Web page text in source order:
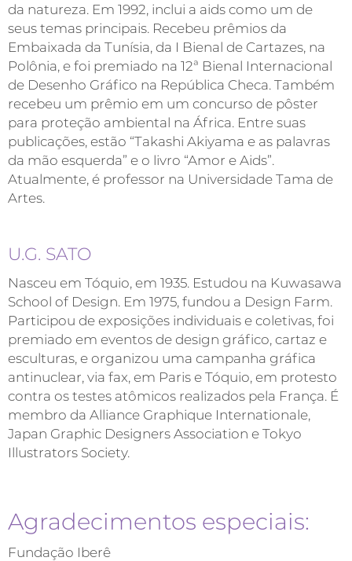
da natureza. Em 1992, inclui a aids como um de
seus temas principais. Recebeu prêmios da
Embaixada da Tunísia, da I Bienal de Cartazes, na
Polônia, e foi premiado na 12ª Bienal Internacional
de Desenho Gráfico na República Checa. Também
recebeu um prêmio em um concurso de pôster
para proteção ambiental na África. Entre suas
publicações, estão “Takashi Akiyama e as palavras
da mão esquerda” e o livro “Amor e Aids”.
Atualmente, é professor na Universidade Tama de
Artes.
U.G. SATO
Nasceu em Tóquio, em 1935. Estudou na Kuwasawa
School of Design. Em 1975, fundou a Design Farm.
Participou de exposições individuais e coletivas, foi
premiado em eventos de design gráfico, cartaz e
esculturas, e organizou uma campanha gráfica
antinuclear, via fax, em Paris e Tóquio, em protesto
contra os testes atômicos realizados pela França. É
membro da Alliance Graphique Internationale,
Japan Graphic Designers Association e Tokyo
Illustrators Society.
Agradecimentos especiais:
Fundação Iberê